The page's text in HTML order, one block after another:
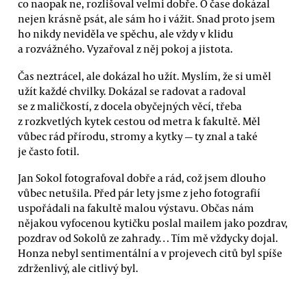
co naopak ne, rozlišoval velmi dobře. O čase dokázal
nejen krásně psát, ale sám ho i vážit. Snad proto jsem
ho nikdy neviděla ve spěchu, ale vždy v klidu
a rozvážného. Vyzařoval z něj pokoj a jistota.
Čas neztrácel, ale dokázal ho užít. Myslím, že si uměl
užít každé chvilky. Dokázal se radovat a radoval
se z maličkostí, z docela obyčejných věcí, třeba
z rozkvetlých kytek cestou od metra k fakultě. Měl
vůbec rád přírodu, stromy a kytky — ty znal a také
je často fotil.
Jan Sokol fotografoval dobře a rád, což jsem dlouho
vůbec netušila. Před pár lety jsme z jeho fotografií
uspořádali na fakultě malou výstavu. Občas nám
nějakou vyfocenou kytičku poslal mailem jako pozdrav,
pozdrav od Sokolů ze zahrady… Tím mě vždycky dojal.
Honza nebyl sentimentální a v projevech citů byl spíše
zdrženlivý, ale citlivý byl.